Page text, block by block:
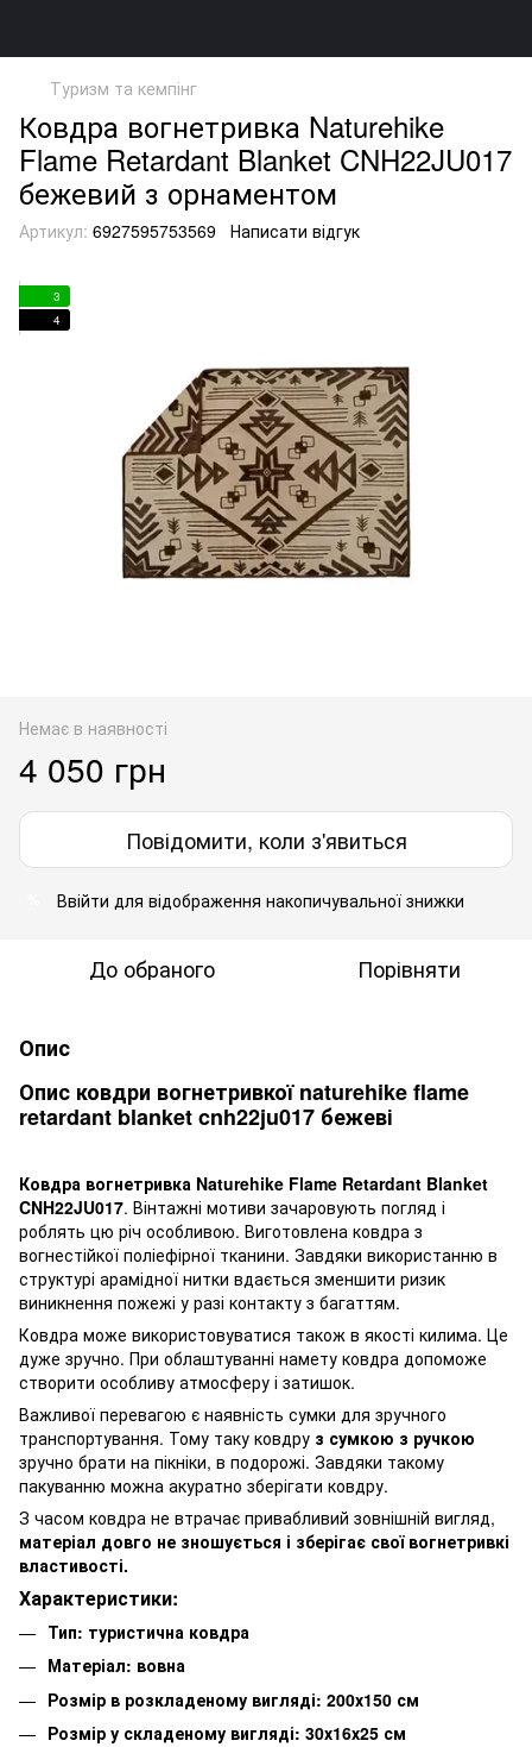
Туризм та кемпінг
Ковдра вогнетривка Naturehike
Flame Retardant Blanket CNH22JU017
бежевий з орнаментом
Артикул: 6927595753569 Написати відгук
3
4
Немає в наявності
4 050 грн
Повідомити, коли з'явиться
Ввійти для відображення накопичувальної знижки
До обраного Порівняти
Опис
Опис ковдри вогнетривкої naturehike flame
retardant blanket cnh22ju017 бежеві
Ковдра вогнетривка Naturehike Flame Retardant Blanket
CNH22JU017. Вінтажні мотиви зачаровують погляд і
роблять цю річ особливою. Виготовлена ковдра з
вогнестійкої поліефірної тканини. Завдяки використанню в
структурі арамідної нитки вдається зменшити ризик
виникнення пожежі у разі контакту з багаттям.
Ковдра може використовуватися також в якості килима. Це
дуже зручно. При облаштуванні намету ковдра допоможе
створити особливу атмосферу і затишок.
Важливої перевагою є наявність сумки для зручного
транспортування. Тому таку ковдру з сумкою з ручкою
зручно брати на пікніки, в подорожі. Завдяки такому
пакуванню можна акуратно зберігати ковдру.
З часом ковдра не втрачає привабливий зовнішній вигляд,
матеріал довго не зношується і зберігає свої вогнетривкі
властивості.
Характеристики:
Тип: туристична ковдра
Матеріал: вовна
Розмір в розкладеному вигляді: 200х150 см
Розмір у складеному вигляді: 30х16х25 см